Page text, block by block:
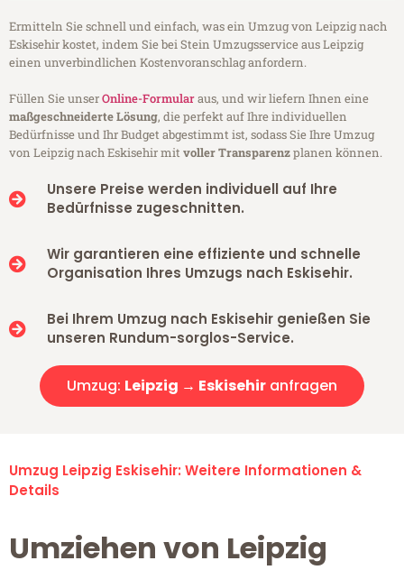
Ermitteln Sie schnell und einfach, was ein Umzug von Leipzig nach
Eskisehir kostet, indem Sie bei Stein Umzugsservice aus Leipzig
einen unverbindlichen Kostenvoranschlag anfordern.
Füllen Sie unserOnline-Formularaus, und wir liefern Ihnen eine
maßgeschneiderte Lösung, die perfekt auf Ihre individuellen
Bedürfnisse und Ihr Budget abgestimmt ist, sodass Sie Ihre Umzug
von Leipzig nach Eskisehir mitvoller Transparenzplanen können.
Unsere Preise werden individuell auf Ihre
Bedürfnisse zugeschnitten.
Wir garantieren eine effiziente und schnelle
Organisation Ihres Umzugs nach Eskisehir.
Bei Ihrem Umzug nach Eskisehir genießen Sie
unseren Rundum-sorglos-Service.
Umzug: Leipzig → Eskisehir anfragen
Umzug Leipzig Eskisehir: Weitere Informationen &
Details
Umziehen von Leipzig